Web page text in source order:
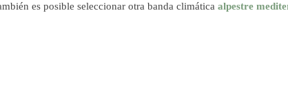
es posible seleccionar otra banda climática alpestre